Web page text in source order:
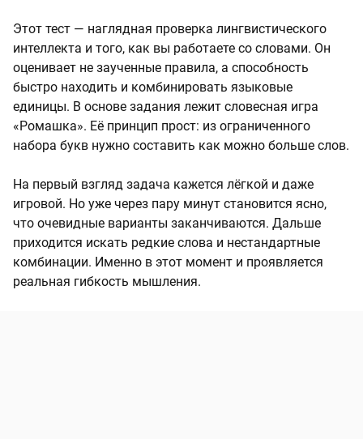
Этот тест — наглядная проверка лингвистического
интеллекта и того, как вы работаете со словами. Он
оценивает не заученные правила, а способность
быстро находить и комбинировать языковые
единицы. В основе задания лежит словесная игра
«Ромашка». Её принцип прост: из ограниченного
набора букв нужно составить как можно больше слов.
На первый взгляд задача кажется лёгкой и даже
игровой. Но уже через пару минут становится ясно,
что очевидные варианты заканчиваются. Дальше
приходится искать редкие слова и нестандартные
комбинации. Именно в этот момент и проявляется
реальная гибкость мышления.